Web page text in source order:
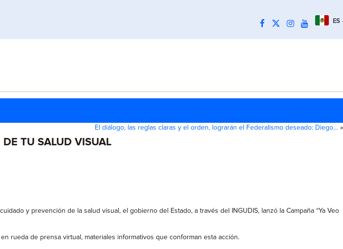
ES
El diálogo, las reglas claras y el orden, lograrán el Federalismo deseado: Diego… »
TU SALUD VISUAL
y prevención de la salud visual, el gobierno del Estado, a través del INGUDIS, lanzó la Campaña “Ya Veo
rueda de prensa virtual, materiales informativos que conforman esta acción.